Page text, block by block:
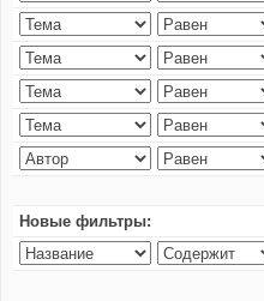
Новые фильтры: